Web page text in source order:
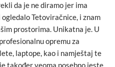
da je ne diramo jer ima
Tetoviračnice, i znam
prostorima. Unikatna je. U
opremu za
laptope, kao i namještaj te
također veoma posebno jeste